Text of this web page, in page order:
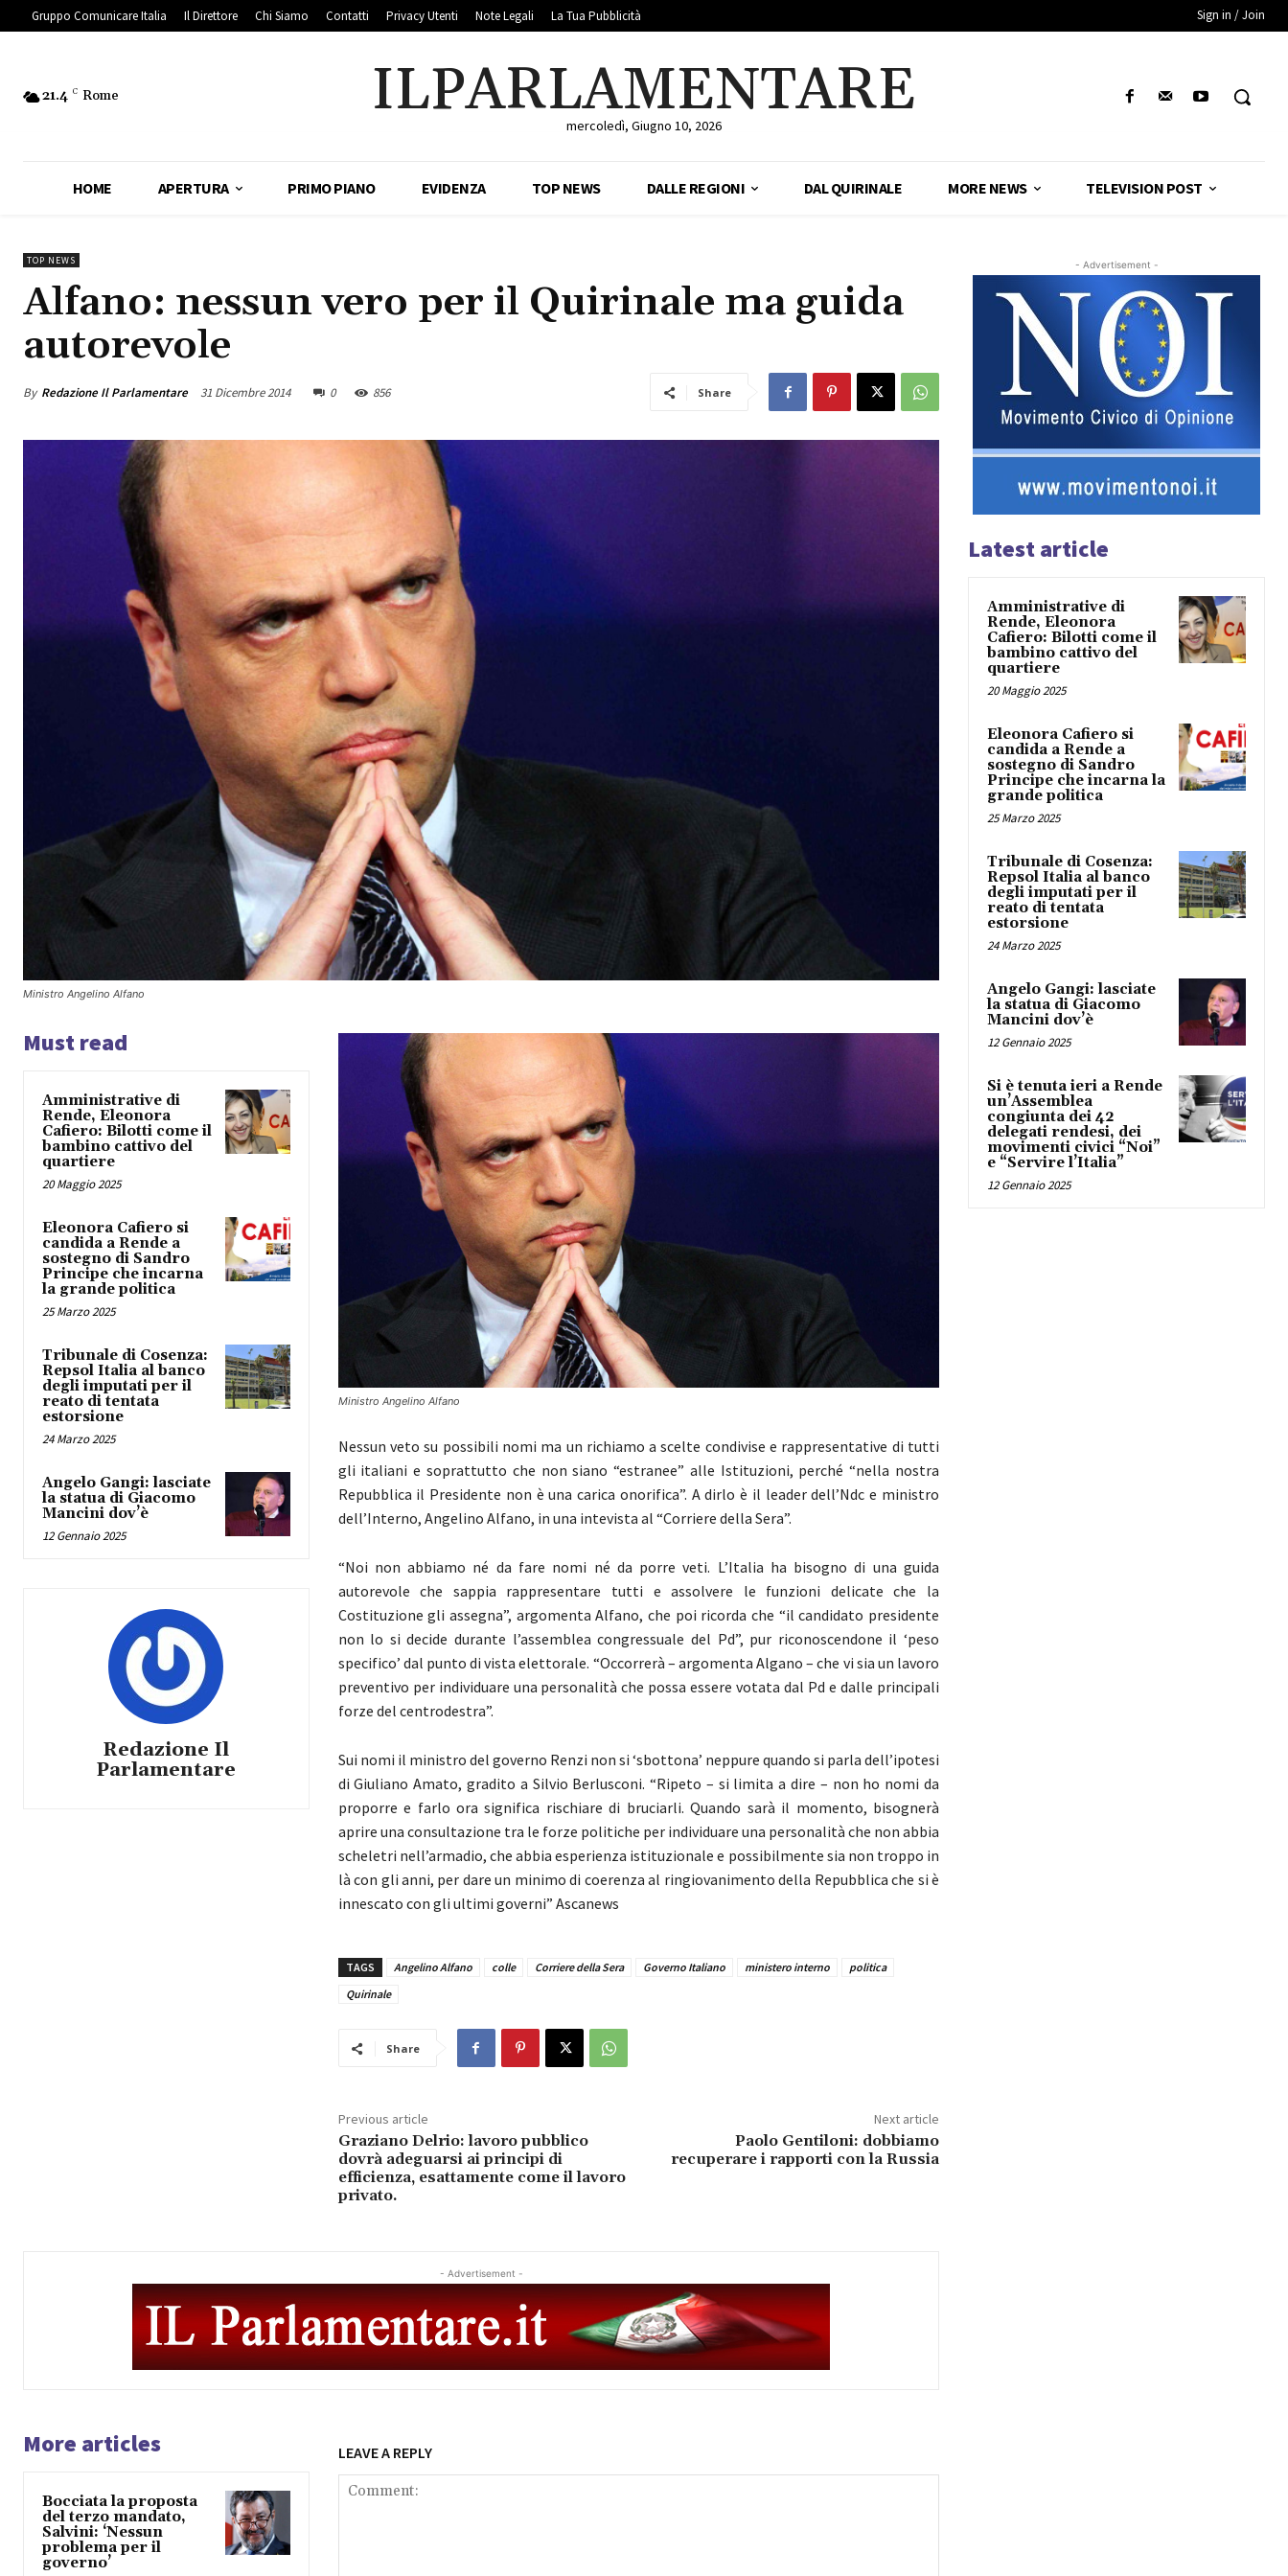
Gruppo Comunicare Italia Il Direttore Chi Siamo Contatti Privacy Utenti Note Legali La Tua Pubblicità Sign in / Join
21.4 C Rome ILPARLAMENTARE
mercoledì, Giugno 10, 2026
HOME APERTURA PRIMO PIANO EVIDENZA TOP NEWS DALLE REGIONI DAL QUIRINALE MORE NEWS TELEVISION POST
TOP NEWS
Alfano: nessun vero per il Quirinale ma guida
autorevole
By Redazione Il Parlamentare 31 Dicembre 2014 0 856 Share
Ministro Angelino Alfano
Must read
Amministrative di
Rende, Eleonora
Cafiero: Bilotti come il
bambino cattivo del
quartiere
20 Maggio 2025
Eleonora Cafiero si
candida a Rende a
sostegno di Sandro
Principe che incarna
la grande politica
25 Marzo 2025
Tribunale di Cosenza:
Repsol Italia al banco
degli imputati per il
reato di tentata
estorsione
24 Marzo 2025
Angelo Gangi: lasciate
la statua di Giacomo
Mancini dov’è
12 Gennaio 2025
Redazione Il
Parlamentare
Ministro Angelino Alfano
Nessun veto su possibili nomi ma un richiamo a scelte condivise e rappresentative di tutti
gli italiani e soprattutto che non siano “estranee” alle Istituzioni, perché “nella nostra
Repubblica il Presidente non è una carica onorifica”. A dirlo è il leader dell’Ndc e ministro
dell’Interno, Angelino Alfano, in una intevista al “Corriere della Sera”.
“Noi non abbiamo né da fare nomi né da porre veti. L’Italia ha bisogno di una guida
autorevole che sappia rappresentare tutti e assolvere le funzioni delicate che la
Costituzione gli assegna”, argomenta Alfano, che poi ricorda che “il candidato presidente
non lo si decide durante l’assemblea congressuale del Pd”, pur riconoscendone il ‘peso
specifico’ dal punto di vista elettorale. “Occorrerà – argomenta Algano – che vi sia un lavoro
preventivo per individuare una personalità che possa essere votata dal Pd e dalle principali
forze del centrodestra”.
Sui nomi il ministro del governo Renzi non si ‘sbottona’ neppure quando si parla dell’ipotesi
di Giuliano Amato, gradito a Silvio Berlusconi. “Ripeto – si limita a dire – non ho nomi da
proporre e farlo ora significa rischiare di bruciarli. Quando sarà il momento, bisognerà
aprire una consultazione tra le forze politiche per individuare una personalità che non abbia
scheletri nell’armadio, che abbia esperienza istituzionale e possibilmente sia non troppo in
là con gli anni, per dare un minimo di coerenza al ringiovanimento della Repubblica che si è
innescato con gli ultimi governi” Ascanews
TAGS Angelino Alfano colle Corriere della Sera Governo Italiano ministero interno
politica
Quirinale
Share
Previous article
Graziano Delrio: lavoro pubblico
dovrà adeguarsi ai principi di
efficienza, esattamente come il lavoro
privato.
Next article
Paolo Gentiloni: dobbiamo
recuperare i rapporti con la Russia
- Advertisement -
More articles
Bocciata la proposta
del terzo mandato,
Salvini: ‘Nessun
problema per il
governo’
LEAVE A REPLY
- Advertisement -
Latest article
Amministrative di
Rende, Eleonora
Cafiero: Bilotti come il
bambino cattivo del
quartiere
20 Maggio 2025
Eleonora Cafiero si
candida a Rende a
sostegno di Sandro
Principe che incarna la
grande politica
25 Marzo 2025
Tribunale di Cosenza:
Repsol Italia al banco
degli imputati per il
reato di tentata
estorsione
24 Marzo 2025
Angelo Gangi: lasciate
la statua di Giacomo
Mancini dov’è
12 Gennaio 2025
Si è tenuta ieri a Rende
un’Assemblea
congiunta dei 42
delegati rendesi, dei
movimenti civici “Noi”
e “Servire l’Italia”
12 Gennaio 2025